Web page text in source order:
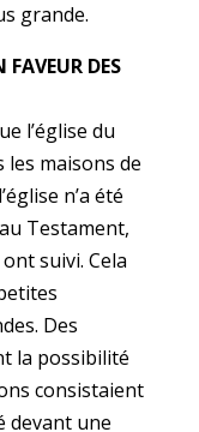
grande.
DES
l’église du
les maisons de
n’a été
Testament,
suivi. Cela
Des
la possibilité
consistaient
devant une